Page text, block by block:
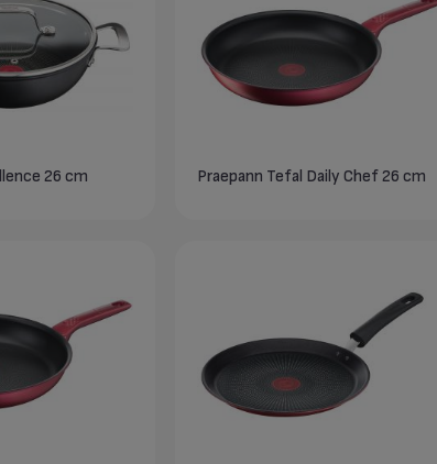
Pott Tefal Excellence 26 cm Praepann Tefal Daily Chef 26 cm